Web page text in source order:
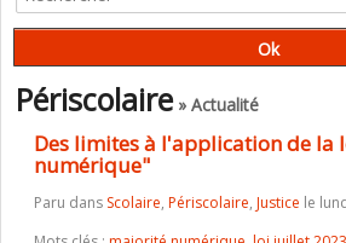
Périscolaire» Actualité
Des limites à l'application de la
numérique"
Paru dans Scolaire, Périscolaire, Justice le